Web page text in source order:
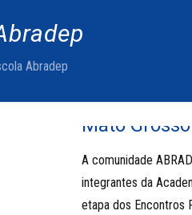
Abradep
Mato
A comunidade
integrantes da
etapa dos Encontros